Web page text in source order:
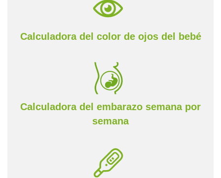
Calculadora del color de ojos del bebé
Calculadora del embarazo semana por
semana